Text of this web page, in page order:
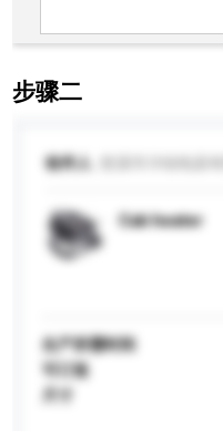
步骤二
收件人
Cab heater
生产所需时间
可订造